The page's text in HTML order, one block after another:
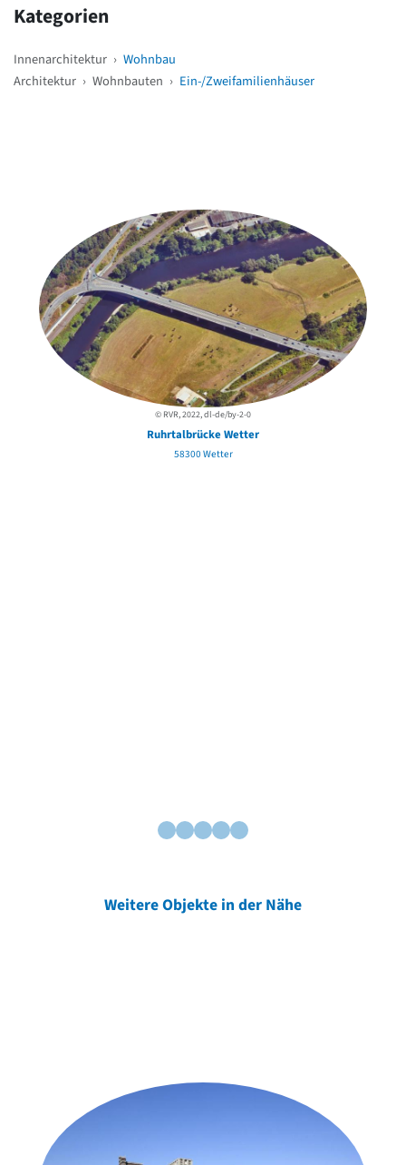
Kategorien
Innenarchitektur › Wohnbau
Architektur › Wohnbauten › Ein-/Zweifamilienhäuser
© RVR, 2022, dl-de/by-2-0
Ruhrtalbrücke Wetter
58300 Wetter
Weitere Objekte in der Nähe